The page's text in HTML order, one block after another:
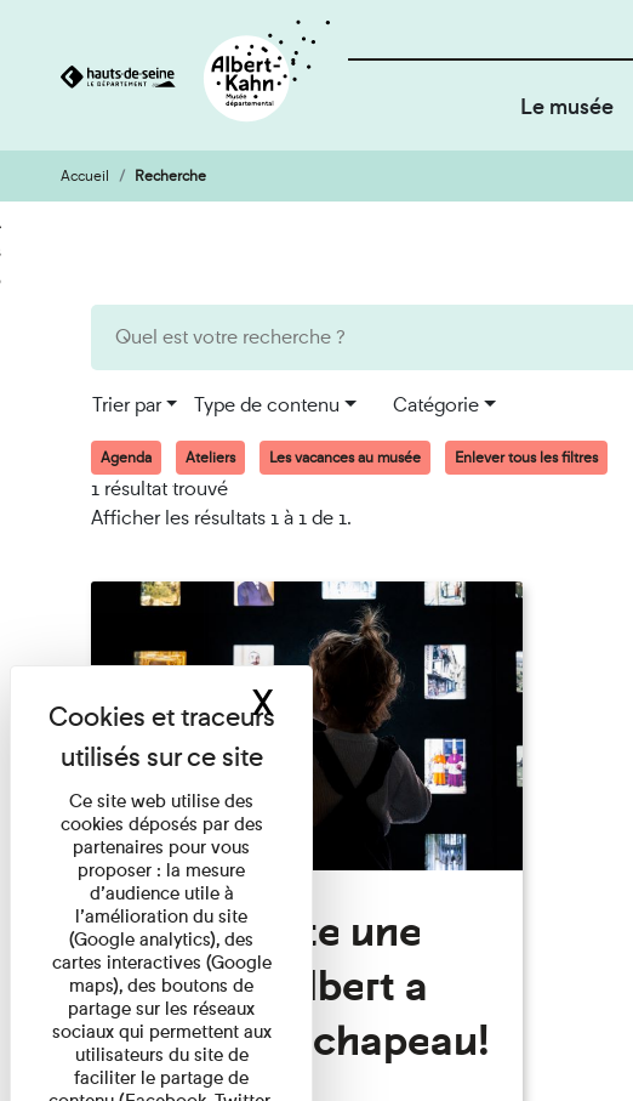
Aller
au
contenu
Aller
à
la
Le musée
Accueil Recherche
Trier par Type de contenu Catégorie
Agenda Ateliers Les vacances au musée Enlever tous les filtres
1 résultat trouvé
Afficher les résultats 1 à 1 de 1.
Visite Toute une
histoire: Albert a
perdu son chapeau!
Ce site web utilise des
cookies déposés par des
partenaires pour vous
proposer : la mesure
d’audience utile à
l’amélioration du site
(Google analytics), des
cartes interactives (Google
maps), des boutons de
partage sur les réseaux
sociaux qui permettent aux
utilisateurs du site de
faciliter le partage de
XMasquer le bandeau